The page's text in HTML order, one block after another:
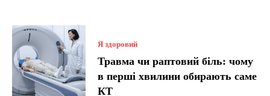
Я здоровий
Травма чи раптовий біль: чому
в перші хвилини обирають саме
КТ